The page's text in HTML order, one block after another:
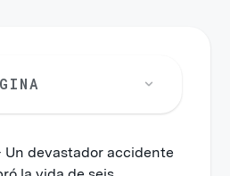
Un devastador accidente